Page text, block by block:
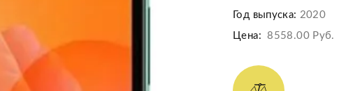
Год выпуска: 2020
Цена: 8558.00 Руб.